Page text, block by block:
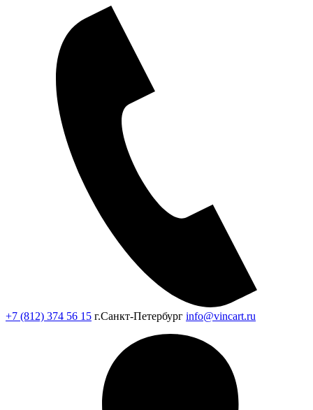
+7 (812) 374 56 15 г.Санкт-Петербург info@vincart.ru